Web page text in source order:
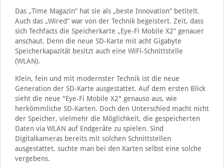
Das „Time Magazin“ hat sie als „beste Innovation“ betitelt.
Auch das „Wired“ war von der Technik begeistert. Zeit, dass
sich Techfacts die Speicherkarte „Eye-Fi Mobile X2“ genauer
anschaut. Denn die neue SD-Karte mit acht Gigabyte
Speicherkapazität besitzt auch eine WiFi-Schnittstelle
(WLAN).
Klein, fein und mit modernster Technik ist die neue
Generation der SD-Karte ausgestattet. Auf dem ersten Blick
sieht die neue "Eye-Fi Mobile X2" genauso aus, wie
herkömmliche SD-Karten. Doch den Unterschied macht nicht
der Speicher, vielmehr die Möglichkeit, die gespeicherten
Daten via WLAN auf Endgeräte zu spielen. Sind
Digitalkameras bereits mit solchen Schnittstellen
ausgestattet, suchte man bei den Karten selbst eine solche
vergebens.